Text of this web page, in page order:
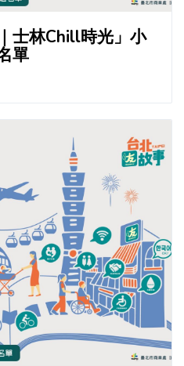
士林Chill時光」小
單